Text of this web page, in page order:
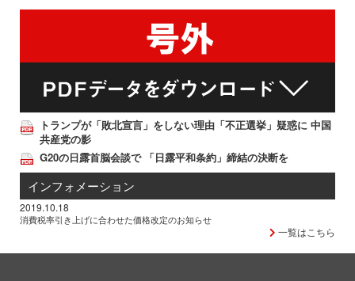
トランプが「敗北宣言」をしない理由「不正選挙」疑惑に 中国
共産党の影
G20の日露首脳会談で 「日露平和条約」締結の決断を
インフォメーション
2019.10.18
消費税率引き上げに合わせた価格改定のお知らせ
一覧はこちら